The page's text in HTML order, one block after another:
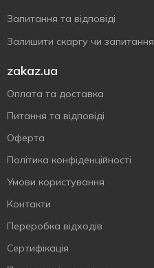
Запитання та відповіді
Залишити скаргу чи запитання
zakaz.ua
Оплата та доставка
Питання та відповіді
Оферта
Політика конфіденційності
Умови користування
Контакти
Переробка відходів
Сертифiкацiя